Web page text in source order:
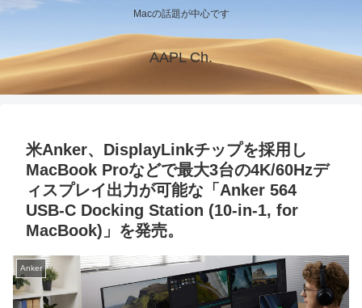
Macの話題が中心です
AAPL Ch.
米Anker、DisplayLinkチップを採用し
MacBook Proなどで最大3台の4K/60Hzデ
ィスプレイ出力が可能な「Anker 564
USB-C Docking Station (10-in-1, for
MacBook)」を発売。
Anker